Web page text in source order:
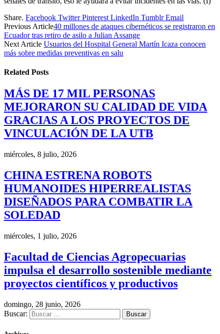
Share. Facebook Twitter Pinterest LinkedIn Tumblr Email
Previous Article40 millones de ataques cibernéticos se registraron en
Ecuador tras retiro de asilo a Julian Assange
Next Article Usuarios del Hospital General Martín Icaza conocen
más sobre medidas preventivas en salu
Related Posts
MÁS DE 17 MIL PERSONAS
MEJORARON SU CALIDAD DE VIDA
GRACIAS A LOS PROYECTOS DE
VINCULACIÓN DE LA UTB
miércoles, 8 julio, 2026
CHINA ESTRENA ROBOTS
HUMANOIDES HIPERREALISTAS
DISEÑADOS PARA COMBATIR LA
SOLEDAD
miércoles, 1 julio, 2026
Facultad de Ciencias Agropecuarias
impulsa el desarrollo sostenible mediante
proyectos científicos y productivos
domingo, 28 junio, 2026
Buscar: